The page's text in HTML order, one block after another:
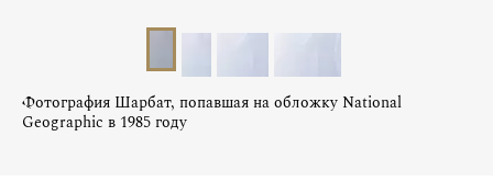
Фотография Шарбат, попавшая на обложку National
Geographic в 1985 году